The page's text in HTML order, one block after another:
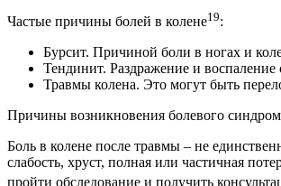
Частые причины болей в колене19:
Бурсит. Причиной боли в ногах и
Тендинит. Раздражение и
Травмы колена. Это могут быть
Причины возникновения болевого
Боль в колене после травмы – не
слабость, хруст, полная или частичная
пройти обследование и получить